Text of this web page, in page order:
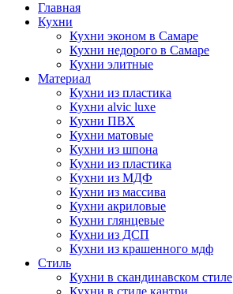
Главная
Кухни
Кухни эконом в Самаре
Кухни недорого в Самаре
Кухни элитные
Материал
Кухни из пластика
Кухни alvic luxe
Кухни ПВХ
Кухни матовые
Кухни из шпона
Кухни из пластика
Кухни из МДФ
Кухни из массива
Кухни акриловые
Кухни глянцевые
Кухни из ДСП
Кухни из крашенного мдф
Стиль
Кухни в скандинавском стиле
Кухни в стиле кантри